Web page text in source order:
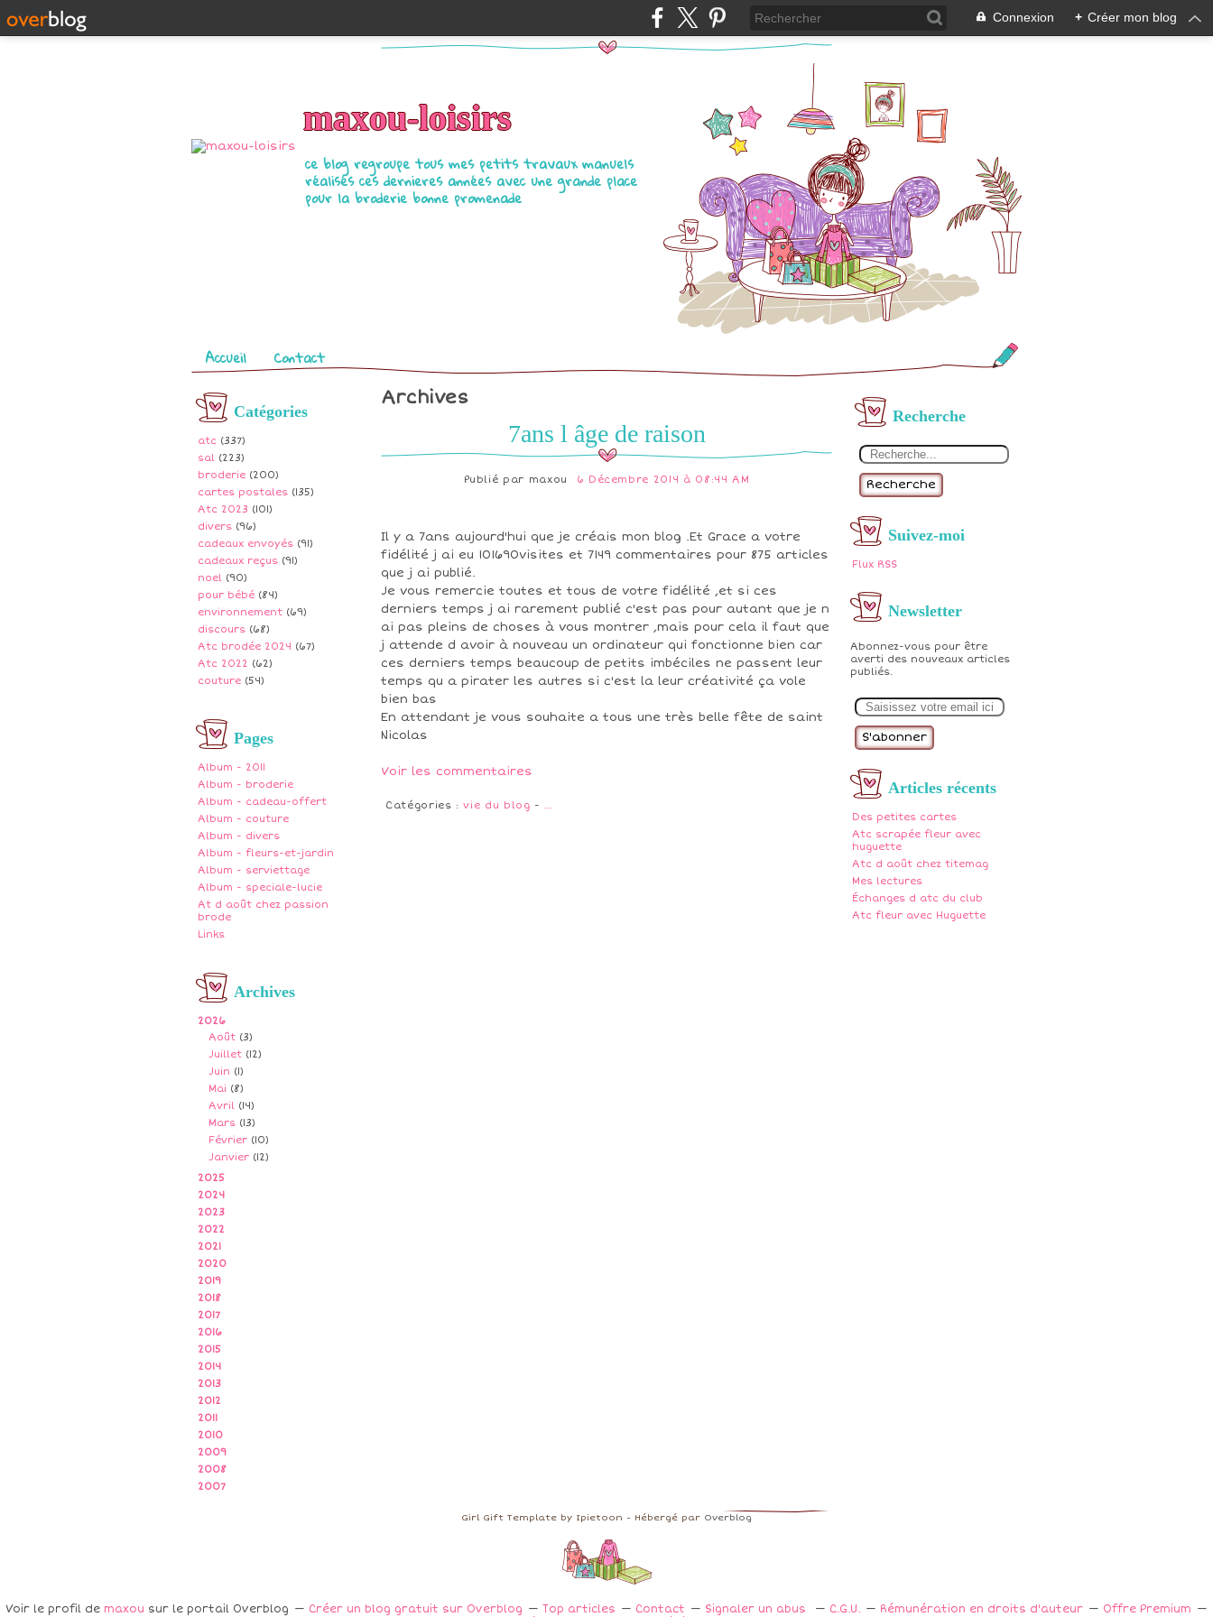
Connexion + Créer mon blog
maxou-loisirs
ce blog regroupe tous mes petits travaux manuels
réalisés ces dernieres années avec une grande place
pour la broderie bonne promenade
Pages
Accueil Contact
Catégories
atc (337)
sal (223)
broderie (200)
cartes postales (135)
Atc 2023 (101)
divers (96)
cadeaux envoyés (91)
cadeaux reçus (91)
noel (90)
pour bébé (84)
environnement (69)
discours (68)
Atc brodée 2024 (67)
Atc 2022 (62)
couture (54)
Pages
Album - 2011
Album - broderie
Album - cadeau-offert
Album - couture
Album - divers
Album - fleurs-et-jardin
Album - serviettage
Album - speciale-lucie
At d août chez passion
brode
Links
Archives
2026
Août (3)
Juillet (12)
Juin (1)
Mai (8)
Avril (14)
Mars (13)
Février (10)
Janvier (12)
2025
2024
2023
2022
2021
2020
2019
2018
2017
2016
2015
2014
2013
2012
2011
2010
2009
2008
2007
Recherche
Recherche
Suivez-moi
Flux RSS
Newsletter
Abonnez-vous pour être
averti des nouveaux articles
publiés.
m
Articles récents
Des petites cartes
Atc scrapée fleur avec
huguette
Atc d août chez titemag
Mes lectures
Échanges d atc du club
Atc fleur avec Huguette
Archives
7ans l âge de raison
Publié par maxou 6 Décembre 2014 à 08:44 AM
Il y a 7ans aujourd'hui que je créais mon blog .Et Grace a votre
fidélité j ai eu 101690visites et 7149 commentaires pour 875 articles
que j ai publié.
Je vous remercie toutes et tous de votre fidélité ,et si ces
derniers temps j ai rarement publié c'est pas pour autant que je n
ai pas pleins de choses à vous montrer ,mais pour cela il faut que
j attende d avoir à nouveau un ordinateur qui fonctionne bien car
ces derniers temps beaucoup de petits imbéciles ne passent leur
temps qu a pirater les autres si c'est la leur créativité ça vole
bien bas
En attendant je vous souhaite a tous une très belle fête de saint
Nicolas
Voir les commentaires
Catégories :vie du blog - …
Girl Gift Template by Ipietoon - Hébergé par Overblog
Voir le profil de maxou sur le portail Overblog Créer un blog gratuit sur Overblog Top articles Contact Signaler un abus C.G.U. Rémunération en droits d'auteur
Offre Premium